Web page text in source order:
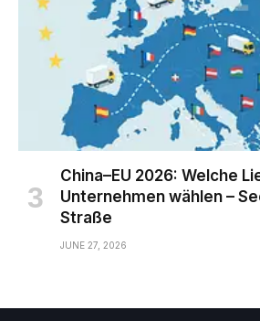
China–EU 2026: Welche
Unternehmen wählen –
Straße
JUNE 27, 2026